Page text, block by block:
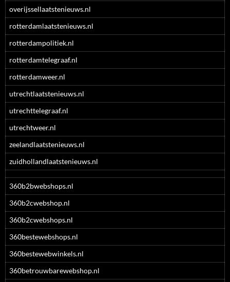
overijssellaatstenieuws.nl
rotterdamlaatstenieuws.nl
rotterdampolitiek.nl
rotterdamtelegraaf.nl
rotterdamweer.nl
utrechtlaatstenieuws.nl
utrechttelegraaf.nl
utrechtweer.nl
zeelandlaatstenieuws.nl
zuidhollandlaatstenieuws.nl
360b2bwebshops.nl
360b2cwebshop.nl
360b2cwebshops.nl
360bestewebshops.nl
360bestewebwinkels.nl
360betrouwbarewebshop.nl